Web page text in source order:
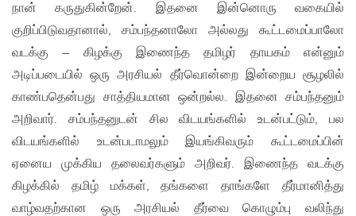
நான் கருதுகின்றேன். இதனை இன்னொரு வகையில்
குறிப்பிடுவதானால், சம்பந்தனாலோ அல்லது கூட்டமைப்பாலோ
வடக்கு – கிழக்கு இணைந்த தமிழர் தாயகம் என்னும்
அடிப்படையில் ஒரு அரசியல் தீர்வொன்றை இன்றைய சூழலில்
காண்பதென்பது சாத்தியமான ஒன்றல்ல. இதனை சம்பந்தனும்
அறிவார். சம்பந்தனுடன் சில விடயங்களில் உடன்பட்டும், பல
விடயங்களில் உடன்படாமலும் இயங்கிவரும் கூட்டமைப்பின்
ஏனைய முக்கிய தலைவர்களும் அறிவர். இணைந்த வடக்கு
கிழக்கில் தமிழ் மக்கள், தங்களை தாங்களே தீர்மானித்து
வாழ்வதற்கான ஒரு அரசியல் தீர்வை கொழும்பு வலிந்து